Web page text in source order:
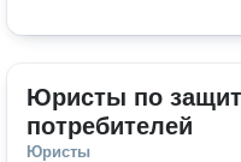
Юристы по
потребителей
Юристы